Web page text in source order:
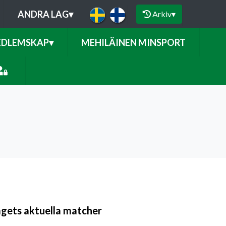
ANDRA LAG▾ Arkiv▾
▾ MEHILÄINEN MINSPORT
aktuella matcher